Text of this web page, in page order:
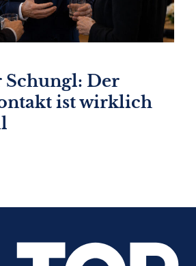
Schungl: Der
ist wirklich